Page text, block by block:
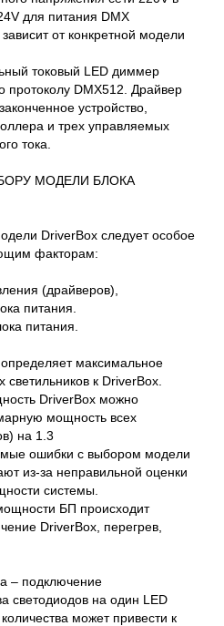
для питания DMX
от конкретной модели
токовый LED диммер
DMX512. Драйвер
устройство,
и трех управляемых
тока.
МОДЕЛИ БЛОКА
DriverBox следует особое
факторам:
(драйверов),
питания.
питания.
максимальное
к DriverBox.
DriverBox можно
мощность всех
на 1.3
ошибки с выбором модели
из-за неправильной оценки
системы.
БП происходит
DriverBox, перегрев,
– подключение
светодиодов на один LED
может привести к